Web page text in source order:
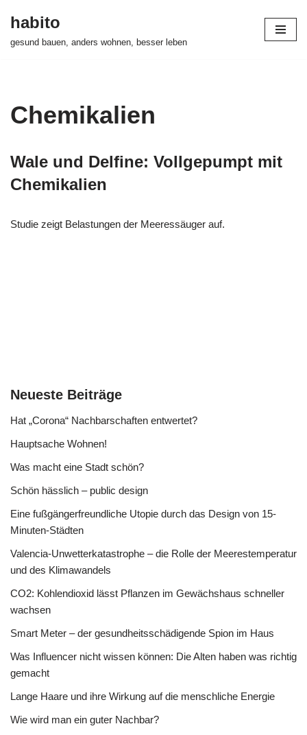
habito
gesund bauen, anders wohnen, besser leben
Chemikalien
Wale und Delfine: Vollgepumpt mit
Chemikalien
Studie zeigt Belastungen der Meeressäuger auf.
Neueste Beiträge
Hat „Corona“ Nachbarschaften entwertet?
Hauptsache Wohnen!
Was macht eine Stadt schön?
Schön hässlich – public design
Eine fußgängerfreundliche Utopie durch das Design von 15-
Minuten-Städten
Valencia-Unwetterkatastrophe – die Rolle der Meerestemperatur
und des Klimawandels
CO2: Kohlendioxid lässt Pflanzen im Gewächshaus schneller
wachsen
Smart Meter – der gesundheitsschädigende Spion im Haus
Was Influencer nicht wissen können: Die Alten haben was richtig
gemacht
Lange Haare und ihre Wirkung auf die menschliche Energie
Wie wird man ein guter Nachbar?